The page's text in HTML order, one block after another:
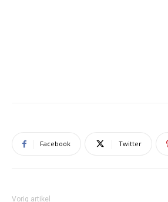
Facebook Twitter
Vorig artikel